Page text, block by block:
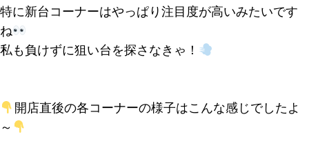
特に新台コーナーはやっぱり注目度が高いみたいです
ね
私も負けずに狙い台を探さなきゃ！
開店直後の各コーナーの様子はこんな感じでしたよ
～